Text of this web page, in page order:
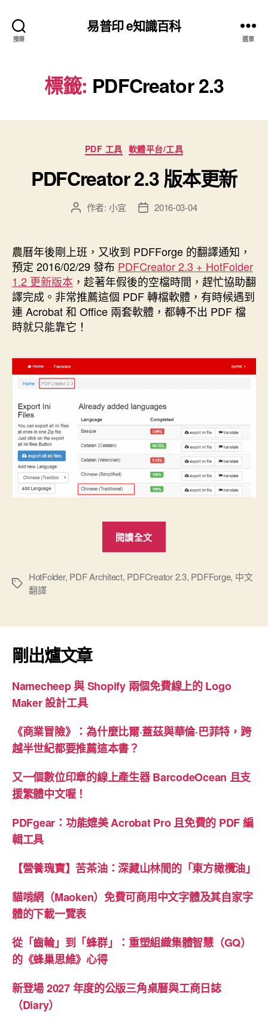
搜尋
易普印 e知識百科
選單
標籤: PDFCreator 2.3
分
類
PDF 工具 軟體平台/工具
PDFCreator 2.3 版本更新
文
者
作者: 小宜
文
佈
日
期
2016-03-04
農曆年後剛上班，又收到 PDFForge 的翻譯通知，
預定 2016/02/29 發布 PDFCreator 2.3 + HotFolder
1.2 更新版本 ，趁著年假後的空檔時間，趕忙協助翻
譯完成。非常推薦這個 PDF 轉檔軟體，有時候遇到
連 Acrobat 和 Office 兩套軟體，都轉不出 PDF 檔
時就只能靠它！
閱讀全文
本
標
HotFolder, PDF Architect, PDFCreator 2.3, PDFForge, 中文
翻譯
剛出爐文章
Namecheep 與 Shopify 兩個免費線上的 Logo
Maker 設計工具
《商業冒險》：為什麼比爾·蓋茲與華倫·巴菲特，跨
越半世紀都要推薦這本書？
又一個數位印章的線上產生器 BarcodeOcean 且支
援繁體中文喔！
PDFgear：功能媲美 Acrobat Pro 且免費的 PDF 編
輯工具
【營養瑰寶】苦茶油：深藏山林間的「東方橄欖油」
貓啃網（Maoken）免費可商用中文字體及其自家字
體的下載一覽表
從「齒輪」到「蜂群」：重塑組織集體智慧（GQ）
的《蜂巢思維》心得
新登場 2027 年度的公版三角桌曆與工商日誌
（Diary）